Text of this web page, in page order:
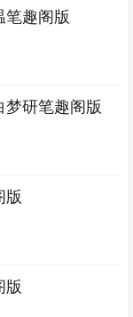
笔趣阁版
梦研笔趣阁版
版
版